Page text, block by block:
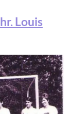
Louis